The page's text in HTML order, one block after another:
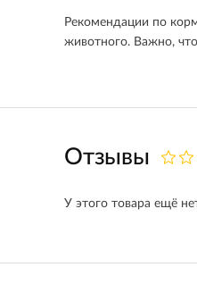
Рекомендации по
животного. Важно,
Отзывы
У этого товара ещё